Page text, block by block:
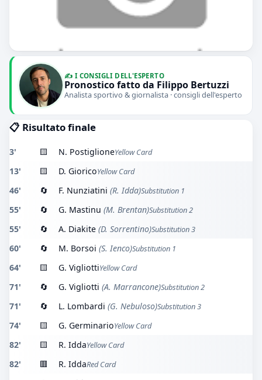
✍️ I CONSIGLI DELL'ESPERTO
Pronostico fatto da Filippo Bertuzzi
Analista sportivo & giornalista · consigli dell'esperto
📋 Risultato finale
3' 🟨 N. PostiglioneYellow Card
13' 🟨 D. GioricoYellow Card
46' 🔄 F. Nunziatini (R. Idda)Substitution 1
55' 🔄 G. Mastinu (M. Brentan)Substitution 2
55' 🔄 A. Diakite (D. Sorrentino)Substitution 3
60' 🔄 M. Borsoi (S. Ienco)Substitution 1
64' 🟨 G. VigliottiYellow Card
71' 🔄 G. Vigliotti (A. Marrancone)Substitution 2
71' 🔄 L. Lombardi (G. Nebuloso)Substitution 3
74' 🟨 G. GerminarioYellow Card
82' 🟨 R. IddaYellow Card
82' 🟥 R. IddaRed Card